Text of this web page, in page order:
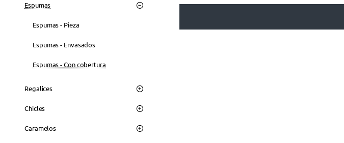
Espumas
Espumas - Pieza
Espumas - Envasados
Espumas - Con cobertura
Regalices
Chicles
Caramelos